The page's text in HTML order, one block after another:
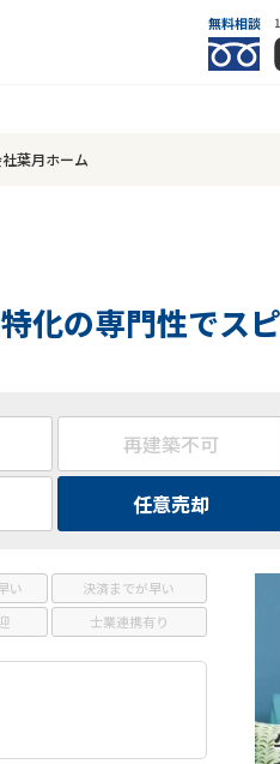
葉月ホーム
化の専門性でス
再建築不可
任意売却
い
決済までが早い
士業連携有り